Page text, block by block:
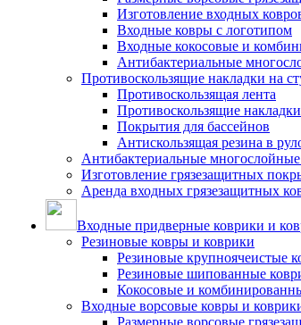
Изготовление входных
Входные ковры с логотипом
Входные кокосовые и
Антибактериальные
Противоскользящие накладки на
Противоскользящая лента
Противоскользящие
Покрытия для бассейнов
Антискользящая резина в
Антибактериальные
Изготовление грязезащитных
Аренда входных грязезащитных
Входные придверные коврики и
Резиновые ковры и коврики
Резиновые крупноячеистые
Резиновые шипованные
Кокосовые и
Входные ворсовые ковры и
Размерные ворсовые